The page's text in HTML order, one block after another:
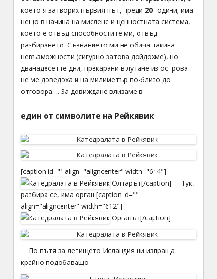
което я затворих първия път, преди 20години; има
нещо в начина на мислене и ценностната система,
което е отвъд способностите ми, отвъд
разбирането. Съзнанието ми не обича такива
невъзможности (сигурно затова дойдохме), но
дванадесетте дни, прекарани в лутане из острова
не ме доведоха и на милиметър по-близо до
отговора…. За довиждане влизаме в
един от символите на Рейкявик
[caption id="" align="aligncenter" width="614"]
Олтарът[/caption] Тук,
разбира се, има орган [caption id=""
align="aligncenter" width="612"]
Органът[/caption]
По пътя за летището Исландия ни изпраща
крайно подобаващо